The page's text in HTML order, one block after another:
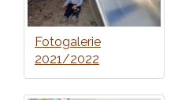
Fotogalerie
2021/2022